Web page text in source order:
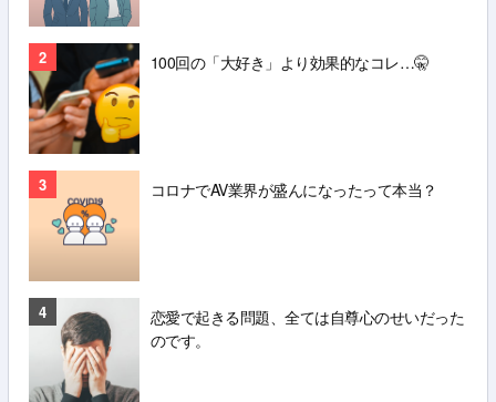
2 100回の「大好き」より効果的なコレ…🤫
3 コロナでAV業界が盛んになったって本当？
4
恋愛で起きる問題、全ては自尊心のせいだった
のです。